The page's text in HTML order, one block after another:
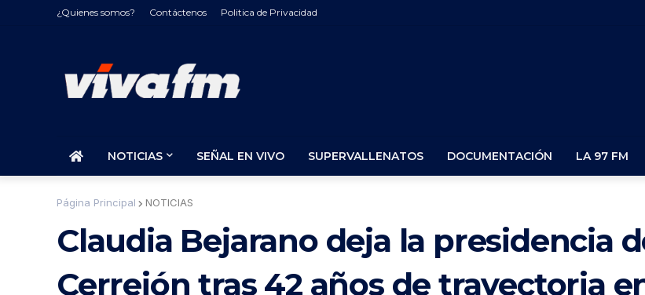
¿Quienes somos? Contáctenos Politica de Privacidad
NOTICIAS SEÑAL EN VIVO SUPERVALLENATOS DOCUMENTACIÓN LA 97 FM
Página Principal NOTICIAS
Claudia Bejarano deja la presidencia
Cerrejón tras 42 años de trayectoria